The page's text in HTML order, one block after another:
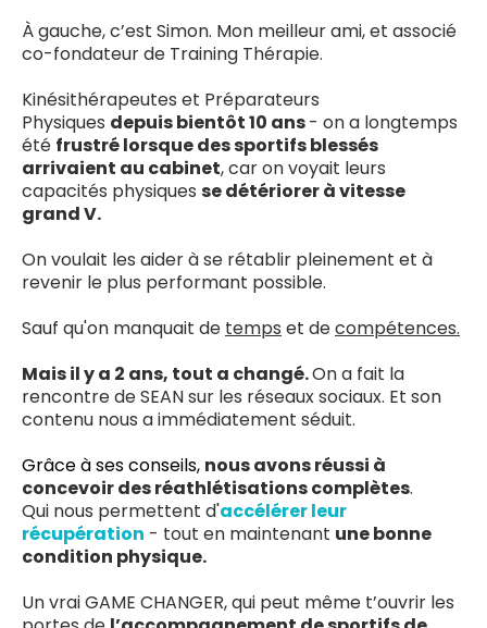
À gauche, c’est Simon. Mon meilleur ami, et associé
co-fondateur de Training Thérapie.
Kinésithérapeutes et Préparateurs
Physiques depuis bientôt 10 ans- on a longtemps
été frustré lorsque des sportifs blessés
arrivaient au cabinet, car on voyait leurs
capacités physiques se détériorer à vitesse
grand V.
On voulait les aider à se rétablir pleinement et à
revenir le plus performant possible.
Sauf qu'on manquait de temps et decompétences.
Mais il y a 2 ans, tout a changé.On a fait la
rencontre de SEAN sur les réseaux sociaux. Et son
contenu nous a immédiatement séduit.
Grâce à ses conseils, nous avons réussi à
concevoir des réathlétisations complètes.
Qui nous permettent d'accélérer leur
récupération - tout en maintenant une bonne
condition physique.
Un vrai GAME CHANGER, qui peut même t’ouvrir les